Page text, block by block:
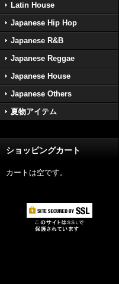
Latin House
Japanese Hip Hop
Japanese R&B
Japanese Reggae
Japanese House
Japanese Others
夏物アイテム
ショッピングカート
カートは空です。